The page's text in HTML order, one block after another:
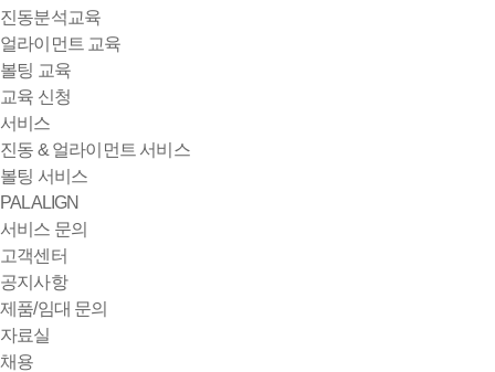
진동분석교육
얼라이먼트 교육
볼팅 교육
교육 신청
서비스
진동 & 얼라이먼트 서비스
볼팅 서비스
PALALIGN
서비스 문의
고객센터
공지사항
제품/임대 문의
자료실
채용